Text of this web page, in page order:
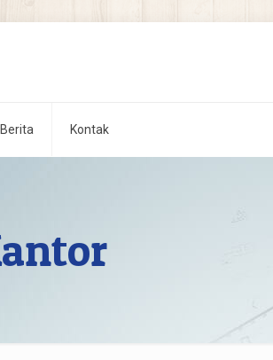
Berita Kontak